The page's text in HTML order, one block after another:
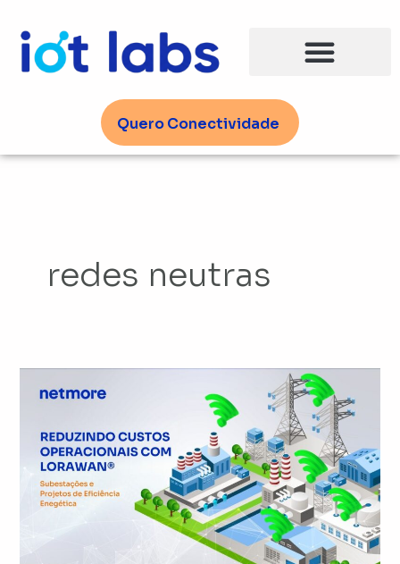
para
Quero Conectividade
redes neutras
Gestão
Operacional
com
LoRaWAN®
Subestações